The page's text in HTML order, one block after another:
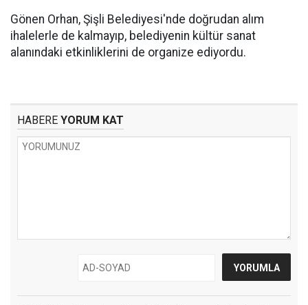
Gönen Orhan, Şişli Belediyesi'nde doğrudan alım
ihalelerle de kalmayıp, belediyenin kültür sanat
alanındaki etkinliklerini de organize ediyordu.
HABERE YORUM KAT